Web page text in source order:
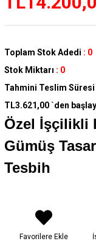
Toplam Stok Adedi : 0
Stok Miktarı : 0
Tahmini Teslim Süresi
TL3.621,00 `den
Özel İşçilikli
Gümüş
Tesbih
Favorilere Ekle